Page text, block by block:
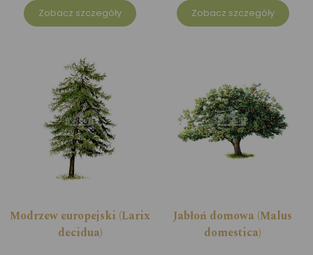
Zobacz szczegóły Zobacz szczegóły
Modrzew europejski (Larix
decidua)
Jabłoń domowa (Malus
domestica)